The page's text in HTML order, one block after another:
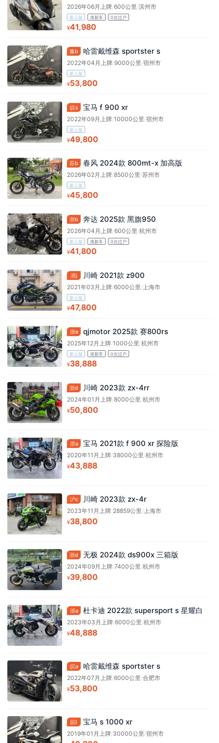
2026年06月上牌/600公里 /滨州市
新上架 准新车 0次过户
¥41,980
豫b 哈雷戴维森 sportster s
2022年04月上牌/9000公里 /宿州市
新上架
¥53,800
皖s 宝马 f 900 xr
2022年09月上牌/10000公里 /宿州市
新上架
¥49,800
苏b 春风 2024款 800mt-x 加高版
2026年02月上牌/8500公里/苏州市
新上架
¥45,800
浙b 奔达 2025款 黑旗950
2026年04月上牌/600公里/杭州市
新上架 准新车 0次过户
¥41,800
浙j 川崎 2021款 z900
2021年03月上牌/6000公里/上海市
新上架
¥47,800
浙e qjmotor 2025款 赛800rs
2025年12月上牌/1000公里/杭州市
新上架 准新车 0次过户
¥38,888
浙d 川崎 2023款 zx-4rr
2024年01月上牌/8000公里/杭州市
¥50,800
浙a 宝马 2021款 f 900 xr 探险版
2020年11月上牌/38000公里/杭州市
¥43,888
沪c 川崎 2023款 zx-4r
2023年11月上牌/28859公里/上海市
¥38,800
浙d 无极 2024款 ds900x 三箱版
2024年09月上牌/7400公里/杭州市
¥39,800
浙a 杜卡迪 2022款 supersport s 星耀白
2023年03月上牌/6000公里/杭州市
¥48,888
皖a 哈雷戴维森 sportster s
2022年07月上牌/6000公里/合肥市
¥53,800
皖l 宝马 s 1000 xr
2019年01月上牌/30000公里/宿州市